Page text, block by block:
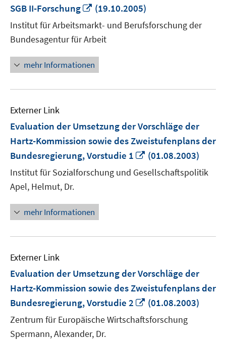
SGB II-Forschung
In
neuem
Fenster
öffnen
(19.10.2005)
Institut für Arbeitsmarkt- und Berufsforschung der
Bundesagentur für Arbeit
mehr Informationen
Externer Link
Evaluation der Umsetzung der Vorschläge der
Hartz-Kommission sowie des Zweistufenplans der
Bundesregierung, Vorstudie 1
In
neuem
Fenster
(01.08.2003)
Institut für Sozialforschung und Gesellschaftspolitik
Apel, Helmut, Dr.
mehr Informationen
Externer Link
Evaluation der Umsetzung der Vorschläge der
Hartz-Kommission sowie des Zweistufenplans der
Bundesregierung, Vorstudie 2
In
neuem
Fenster
(01.08.2003)
Zentrum für Europäische Wirtschaftsforschung
Spermann, Alexander, Dr.